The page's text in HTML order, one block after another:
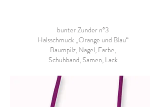
bunter Zunder n°3
Halsschmuck „Orange und Blau“
Baumpilz, Nagel, Farbe,
Schuhband, Samen, Lack